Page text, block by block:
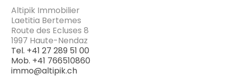
Altipik Immobilier
Laetitia Bertemes
Route des Ecluses 8
1997 Haute-Nendaz
Tel. +41 27 289 51 00
Mob. +41 766510860
immo@altipik.ch